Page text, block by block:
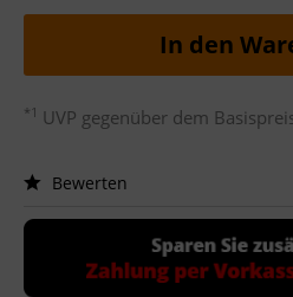
In den
*1 UVP gegenüber dem
Bewerten